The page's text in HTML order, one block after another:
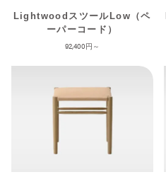
LightwoodスツールLow（ペ
ーパーコード）
92,400